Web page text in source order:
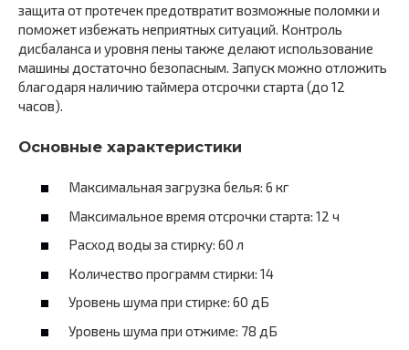
защита от протечек предотвратит возможные поломки и
поможет избежать неприятных ситуаций. Контроль
дисбаланса и уровня пены также делают использование
машины достаточно безопасным. Запуск можно отложить
благодаря наличию таймера отсрочки старта (до 12
часов).
Основные характеристики
Максимальная загрузка белья: 6 кг
Максимальное время отсрочки старта: 12 ч
Расход воды за стирку: 60 л
Количество программ стирки: 14
Уровень шума при стирке: 60 дБ
Уровень шума при отжиме: 78 дБ